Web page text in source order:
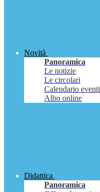
Novità
Panoramica
Le notizie
Le circolari
Calendario eventi
Albo online
Didattica
Panoramica